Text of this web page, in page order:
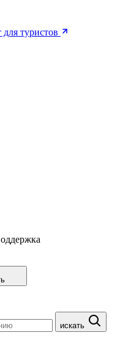
для туристов
искать